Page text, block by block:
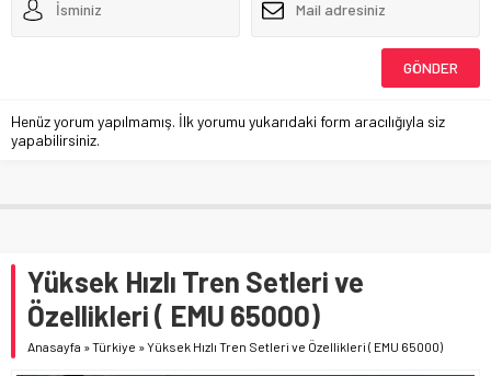
Henüz yorum yapılmamış. İlk yorumu yukarıdaki form aracılığıyla siz
yapabilirsiniz.
Yüksek Hızlı Tren Setleri ve
Özellikleri ( EMU 65000)
Anasayfa »Türkiye »Yüksek Hızlı Tren Setleri ve Özellikleri ( EMU 65000)